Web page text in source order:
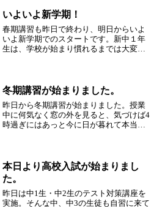
で、これをはずみに中学...
いよいよ新学期！
春期講習も昨日で終わり、明日からいよ
いよ新学期でのスタートです。新中１年
生は、学校が始まり慣れるまでは大変だ
冬期講習が始まりました。
昨日から冬期講習が始まりました。授業
中に何気なく窓の外を見ると、気づけば4
時過ぎにはあっと今に日が暮れて本当に
切れそうな気がします。...
本日より高校入試が始まりまし
た。
昨日は中1生・中2生のテスト対策講座を
実施。そんな中、中3の生徒も自習に来て